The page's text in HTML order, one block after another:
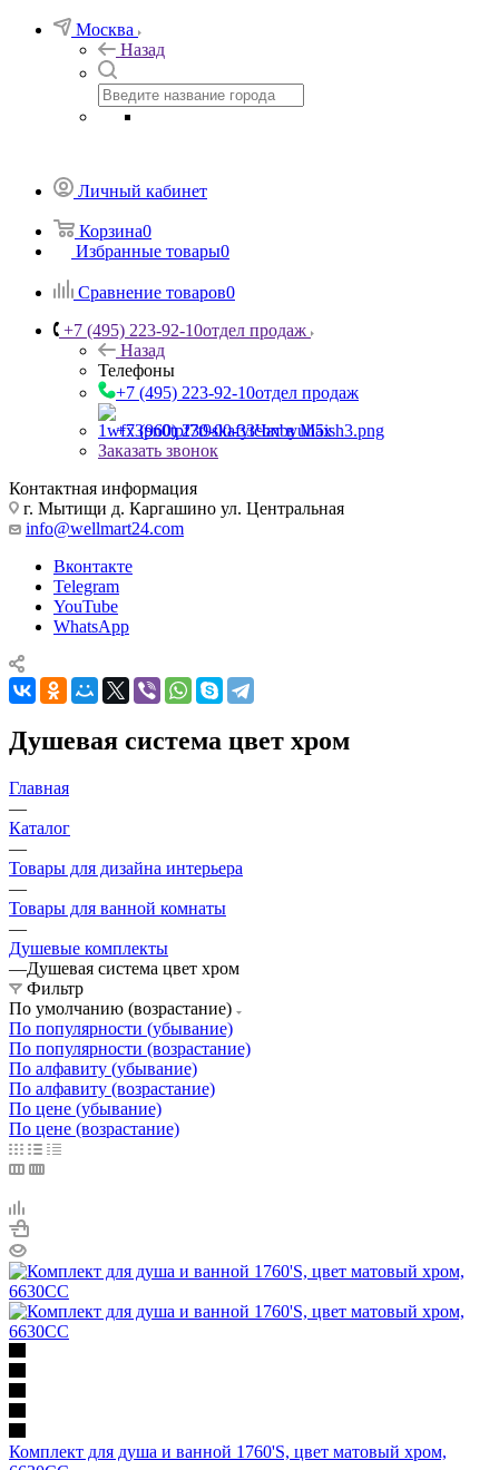
Москва
Назад
Личный кабинет
Корзина0
Избранные товары0
Сравнение товаров0
+7 (495) 223-92-10отдел продаж
Назад
Телефоны
+7 (495) 223-92-10отдел продаж
+7 (960) 230-00-33Чат в Max
Заказать звонок
Контактная информация
г. Мытищи д. Каргашино ул. Центральная
info@wellmart24.com
Вконтакте
Telegram
YouTube
WhatsApp
Душевая система цвет хром
Главная
—
Каталог
—
Товары для дизайна интерьера
—
Товары для ванной комнаты
—
Душевые комплекты
—Душевая система цвет хром
Фильтр
По умолчанию (возрастание)
По популярности (убывание)
По популярности (возрастание)
По алфавиту (убывание)
По алфавиту (возрастание)
По цене (убывание)
По цене (возрастание)
Комплект для душа и ванной 1760'S, цвет матовый хром,